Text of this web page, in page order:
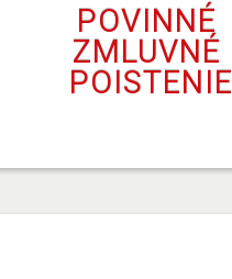
POVINNÉ
ZMLUVNÉ
POISTENIE